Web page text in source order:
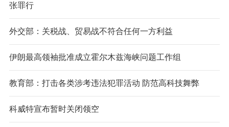
张罪行
外交部：关税战、贸易战不符合任何一方利益
伊朗最高领袖批准成立霍尔木兹海峡问题工作组
教育部：打击各类涉考违法犯罪活动 防范高科技舞弊
科威特宣布暂时关闭领空